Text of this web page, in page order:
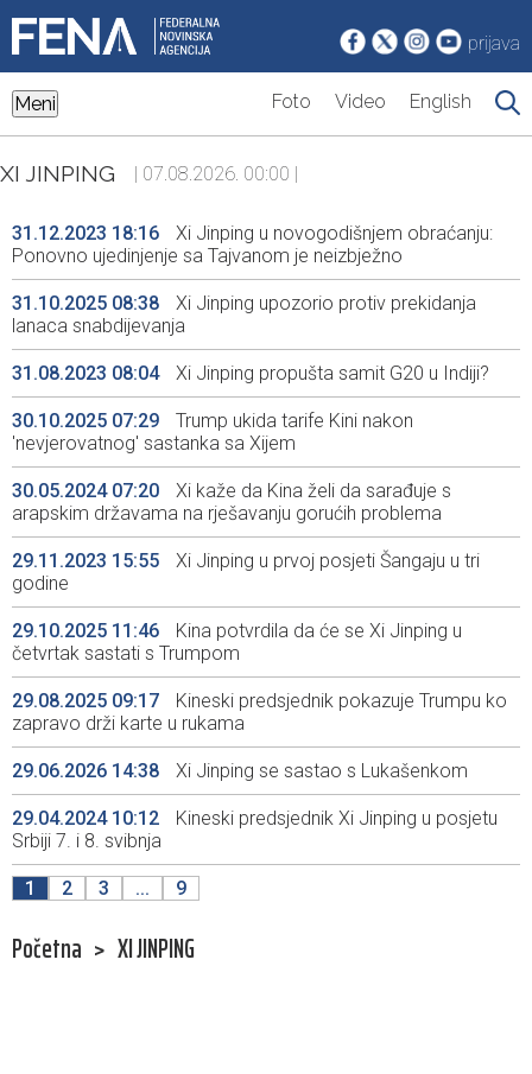
prijava
Meni Foto Video English
XI JINPING | 07.08.2026. 00:00 |
31.12.2023 18:16
Xi Jinping u novogodišnjem obraćanju:
Ponovno ujedinjenje sa Tajvanom je neizbježno
31.10.2025 08:38
Xi Jinping upozorio protiv prekidanja
lanaca snabdijevanja
31.08.2023 08:04 Xi Jinping propušta samit G20 u Indiji?
30.10.2025 07:29
Trump ukida tarife Kini nakon
'nevjerovatnog' sastanka sa Xijem
30.05.2024 07:20
Xi kaže da Kina želi da sarađuje s
arapskim državama na rješavanju gorućih problema
29.11.2023 15:55
Xi Jinping u prvoj posjeti Šangaju u tri
godine
29.10.2025 11:46
Kina potvrdila da će se Xi Jinping u
četvrtak sastati s Trumpom
29.08.2025 09:17
Kineski predsjednik pokazuje Trumpu ko
zapravo drži karte u rukama
29.06.2026 14:38 Xi Jinping se sastao s Lukašenkom
29.04.2024 10:12
Kineski predsjednik Xi Jinping u posjetu
Srbiji 7. i 8. svibnja
1 2 3 ... 9
Početna > XI JINPING